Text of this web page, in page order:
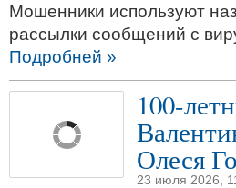
Мошенники используют
рассылки сообщений с
Подробней »
100-
Олеся
23 июля 2026,